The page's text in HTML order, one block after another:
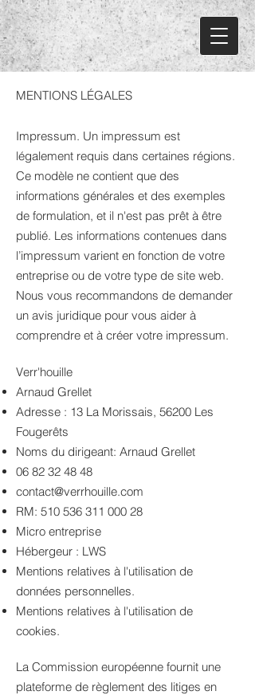
MENTIONS LÉGALES
Impressum. Un impressum est
légalement requis dans certaines régions.
Ce modèle ne contient que des
informations générales et des exemples
de formulation, et il n'est pas prêt à être
publié. Les informations contenues dans
l’impressum varient en fonction de votre
entreprise ou de votre type de site web.
Nous vous recommandons de demander
un avis juridique pour vous aider à
comprendre et à créer votre impressum.
Verr'houille
Arnaud Grellet
Adresse : 13 La Morissais, 56200 Les
Fougerêts
Noms du dirigeant: Arnaud Grellet
06 82 32 48 48
contact@verrhouille.com
RM: 510 536 311 000 28
Micro entreprise
Hébergeur : LWS
Mentions relatives à l'utilisation de
données personnelles.
Mentions relatives à l'utilisation de
cookies.
La Commission européenne fournit une
plateforme de règlement des litiges en